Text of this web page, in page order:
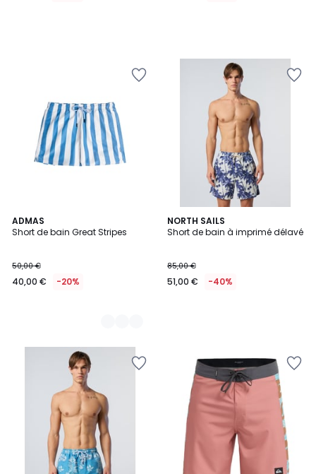
ADMAS
Short de bain Great Stripes
50,00 €
40,00 € -20%
2
Couleurs
NORTH SAILS
Short de bain à imprimé délavé
85,00 €
51,00 € -40%